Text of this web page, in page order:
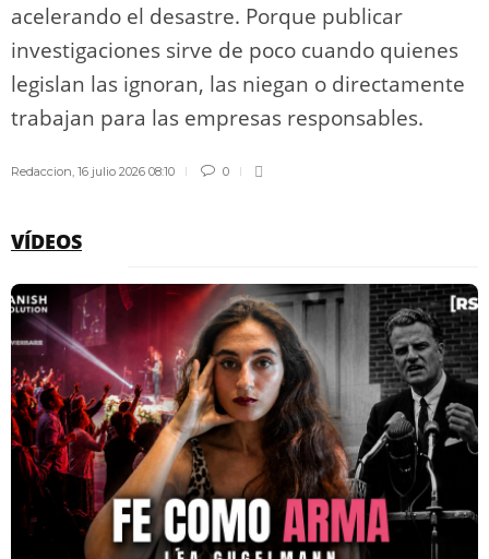
acelerando el desastre. Porque publicar
investigaciones sirve de poco cuando quienes
legislan las ignoran, las niegan o directamente
trabajan para las empresas responsables.
Redaccion 16 julio 2026 08:10 0
VÍDEOS